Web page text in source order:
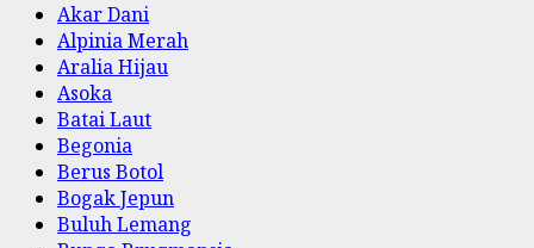
Akar Dani
Alpinia Merah
Aralia Hijau
Asoka
Batai Laut
Begonia
Berus Botol
Bogak Jepun
Buluh Lemang